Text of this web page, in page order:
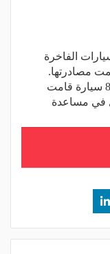
الفاخرة
مصادرتها.
وأعدت السلطات المكسيكية مزاد لبيع 82 سيارة قامت
في مساعدة